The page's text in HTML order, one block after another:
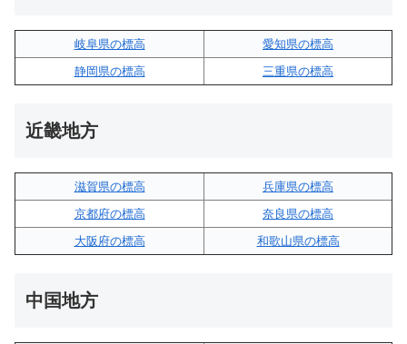
岐阜県の標高
愛知県の標高
静岡県の標高
三重県の標高
近畿地方
滋賀県の標高
兵庫県の標高
京都府の標高
奈良県の標高
大阪府の標高
和歌山県の標高
中国地方